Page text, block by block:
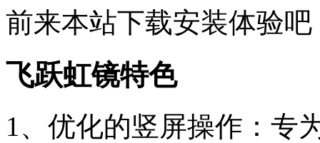
前来本站下载安装体验吧
飞跃虹镜特色
1、优化的竖屏操作：专